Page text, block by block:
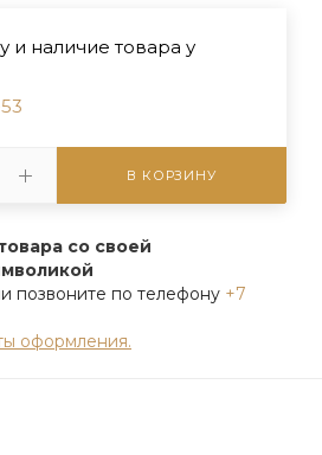
и наличие товара у
В КОРЗИНУ
со своей
позвоните по телефону +7
оформления.